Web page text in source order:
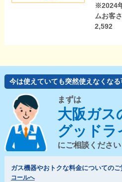
※2024
ムお客
2,592
今は使えていても突然使えなくなる
まずは
大阪ガス
グッドラ
にご相談ください
ガス機器やおトクな料金についての
コールへ